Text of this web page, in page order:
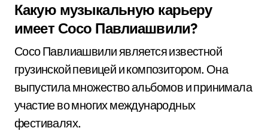
Какую музыкальную карьеру
имеет Сосо Павлиашвили?
Сосо Павлиашвили является известной
грузинской певицей и композитором. Она
выпустила множество альбомов и принимала
участие во многих международных
фестивалях.